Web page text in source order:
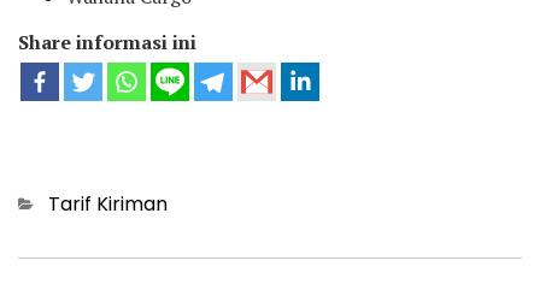
Share informasi ini
Categories
Tarif Kiriman